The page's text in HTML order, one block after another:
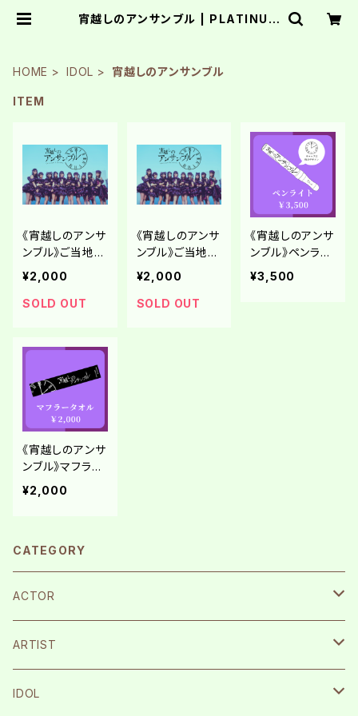
宵越しのアンサンブル | PLATINUM
HOME IDOL 宵越しのアンサンブル
ITEM
《宵越しのアンサ
ンブル》ご当地チ
ェキ in 関ヶ原
¥2,000
SOLD OUT
《宵越しのアンサ
ンブル》ご当地チ
ェキ in 名古屋
¥2,000
SOLD OUT
《宵越しのアンサ
ンブル》ペンライ
ト
¥3,500
《宵越しのアンサ
ンブル》マフラー
タオル
¥2,000
CATEGORY
ACTOR
宮崎湧
栗原航大
ARTIST
SILENT SIREN
IDOL